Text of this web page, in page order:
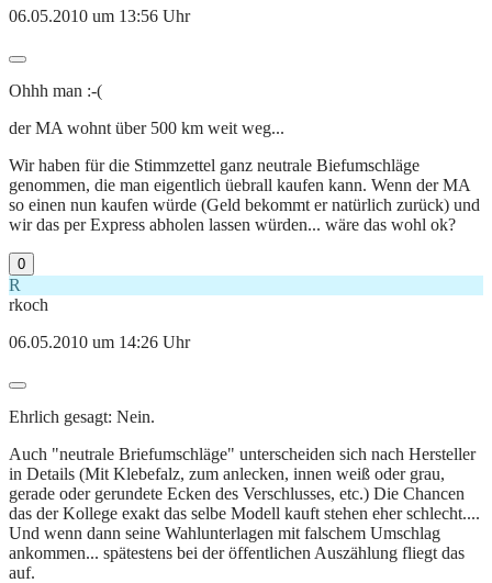
06.05.2010 um 13:56 Uhr
Ohhh man :-(
der MA wohnt über 500 km weit weg...
Wir haben für die Stimmzettel ganz neutrale Biefumschläge
genommen, die man eigentlich üebrall kaufen kann. Wenn der MA
so einen nun kaufen würde (Geld bekommt er natürlich zurück) und
wir das per Express abholen lassen würden... wäre das wohl ok?
0
R
rkoch
06.05.2010 um 14:26 Uhr
Ehrlich gesagt: Nein.
Auch "neutrale Briefumschläge" unterscheiden sich nach Hersteller
in Details (Mit Klebefalz, zum anlecken, innen weiß oder grau,
gerade oder gerundete Ecken des Verschlusses, etc.) Die Chancen
das der Kollege exakt das selbe Modell kauft stehen eher schlecht....
Und wenn dann seine Wahlunterlagen mit falschem Umschlag
ankommen... spätestens bei der öffentlichen Auszählung fliegt das
auf.